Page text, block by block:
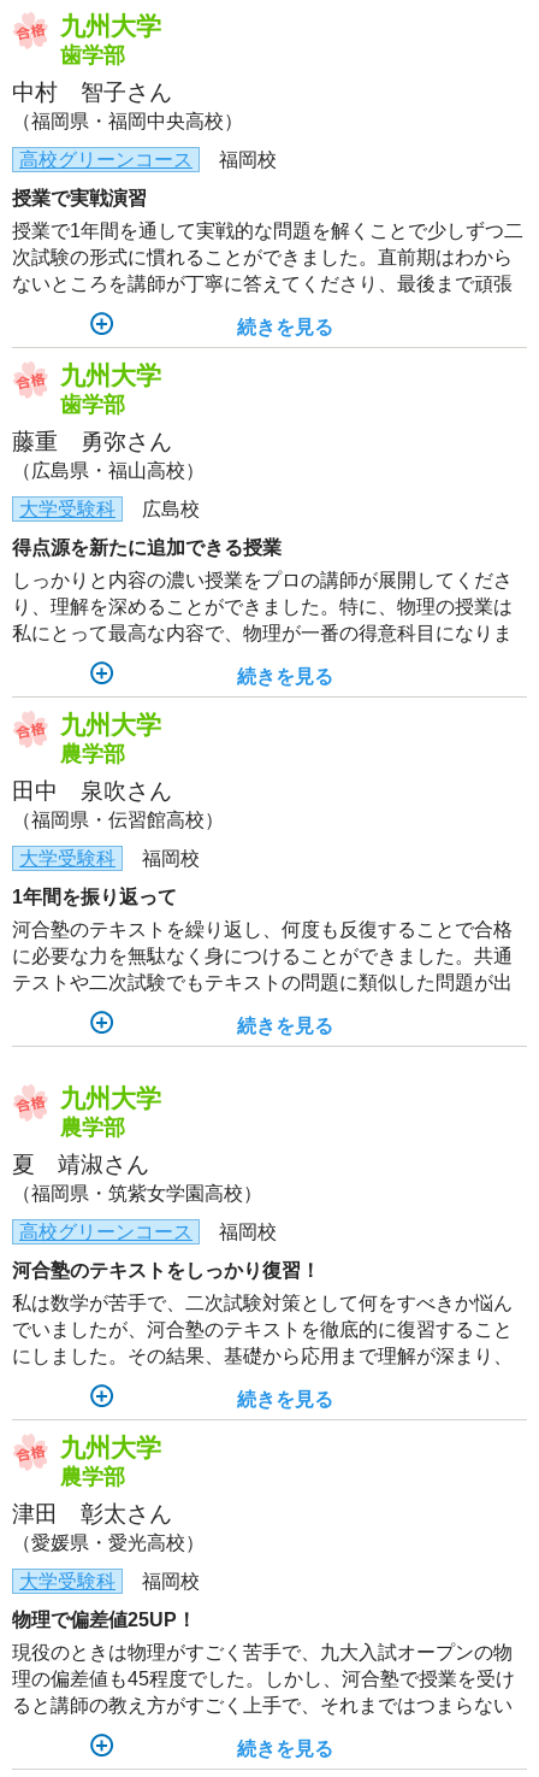
九州大学
歯学部
中村 智子さん
（福岡県・福岡中央高校）
高校グリーンコース
福岡校
授業で実戦演習
授業で1年間を通して実戦的な問題を解くことで少しずつ二
次試験の形式に慣れることができました。直前期はわから
ないところを講師が丁寧に答えてくださり、最後まで頑張
ることができました！
続きを見る
九州大学
歯学部
藤重 勇弥さん
（広島県・福山高校）
大学受験科
広島校
得点源を新たに追加できる授業
しっかりと内容の濃い授業をプロの講師が展開してくださ
り、理解を深めることができました。特に、物理の授業は
私にとって最高な内容で、物理が一番の得意科目になりま
した。おかげで現役のときは本番の二次試験で2、3割しか
点を取れなかった物理が、今年は7から8割取れました。
続きを見る
九州大学
農学部
田中 泉吹さん
（福岡県・伝習館高校）
大学受験科
福岡校
1年間を振り返って
河合塾のテキストを繰り返し、何度も反復することで合格
に必要な力を無駄なく身につけることができました。共通
テストや二次試験でもテキストの問題に類似した問題が出
たので、自信を持って解答することができました。
続きを見る
九州大学
農学部
夏 靖淑さん
（福岡県・筑紫女学園高校）
高校グリーンコース
福岡校
河合塾のテキストをしっかり復習！
私は数学が苦手で、二次試験対策として何をすべきか悩ん
でいましたが、河合塾のテキストを徹底的に復習すること
にしました。その結果、基礎から応用まで理解が深まり、
合格に必要な力を身につけることができました。
続きを見る
九州大学
農学部
津田 彰太さん
（愛媛県・愛光高校）
大学受験科
福岡校
物理で偏差値25UP！
現役のときは物理がすごく苦手で、九大入試オープンの物
理の偏差値も45程度でした。しかし、河合塾で授業を受け
ると講師の教え方がすごく上手で、それまではつまらない
と思っていた物理がおもしろく感じるようになりました。
そしてテキストなどを使って復習していくと、浪人時の九
続きを見る